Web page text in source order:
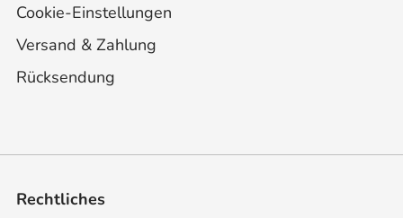
Cookie-Einstellungen
Versand & Zahlung
Rücksendung
Rechtliches